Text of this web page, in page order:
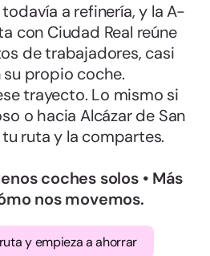
a refinería, y la A-
con Ciudad Real reúne
de trabajadores, casi
propio coche.
trayecto. Lo mismo si
o hacia Alcázar de San
ruta y la compartes.
coches solos • Más
nos movemos.
y empieza a ahorrar